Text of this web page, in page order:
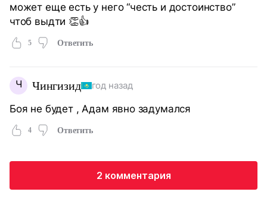
может еще есть у него “честь и достоинство”
чтоб выдти 👏👍
5 Ответить
Ч Чингизид год назад
Боя не будет , Адам явно задумался
4 Ответить
2 комментария